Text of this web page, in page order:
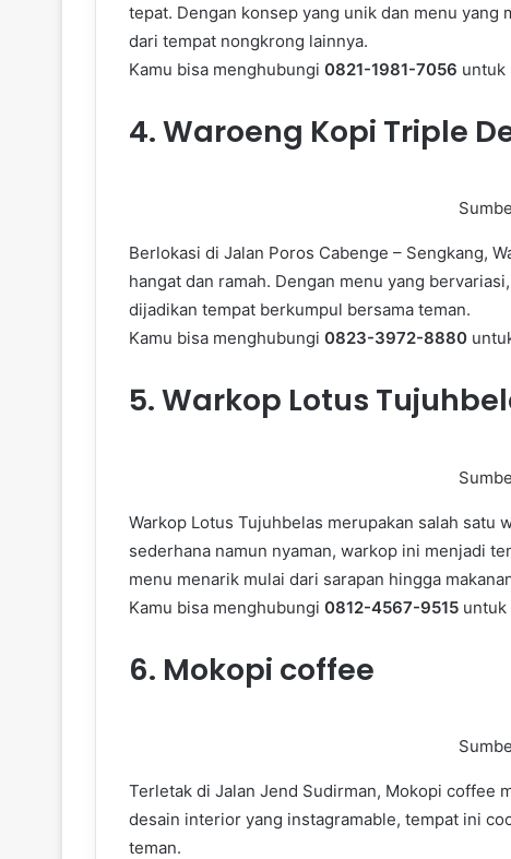
tepat. Dengan konsep yang unik dan menu
dari tempat nongkrong lainnya.
Kamu bisa menghubungi 0821-1981-7056 untuk
4.Waroeng Kopi Triple
Berlokasi di Jalan Poros Cabenge – Sengkang,
hangat dan ramah. Dengan menu yang
dijadikan tempat berkumpul bersama teman.
Kamu bisa menghubungi 0823-3972-8880
5.Warkop Lotus
Warkop Lotus Tujuhbelas merupakan salah satu
sederhana namun nyaman, warkop ini menjadi
menu menarik mulai dari sarapan hingga
Kamu bisa menghubungi 0812-4567-9515 untuk
6. Mokopi coffee
Terletak di Jalan Jend Sudirman, Mokopi coffee
desain interior yang instagramable, tempat ini
teman.